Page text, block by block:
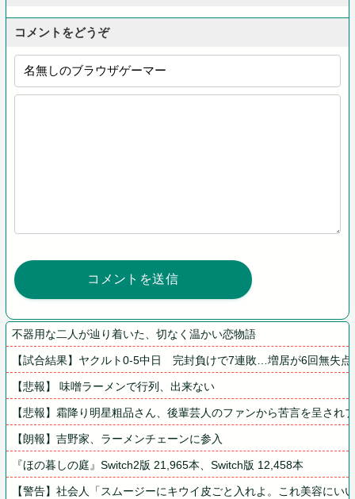
コメントをどうぞ
不器用な二人が辿り着いた、切なく温かい恋物語
【試合結果】ヤクルト0-5中日　完封負けで7連敗…増居が6回無失点
【悲報】 味噌ラーメンで行列、出来ない
【悲報】霜降り明星粗品さん、後輩芸人のファンから苦言を呈され
【朗報】吉野家、ラーメンチェーンに参入
『ほの暮しの庭』Switch2版 21,965本、Switch版 12,458本
【警告】社会人「スムージーにキウイ皮ごと入れよ。これ美容に